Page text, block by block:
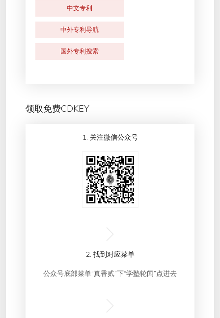
中文专利
中外专利导航
国外专利搜索
领取免费CDKEY
1. 关注微信公众号
2. 找到对应菜单
公众号底部菜单“真香贰”下“学塾轮闻”点进去